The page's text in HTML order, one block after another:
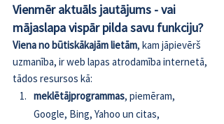
Vienmēr aktuāls jautājums - vai
mājaslapa vispār pilda savu funkciju?
Viena no būtiskākajām lietām, kam jāpievērš
uzmanība, ir web lapas atrodamība internetā,
tādos resursos kā:
meklētājprogrammas, piemēram,
Google, Bing, Yahoo un citas,